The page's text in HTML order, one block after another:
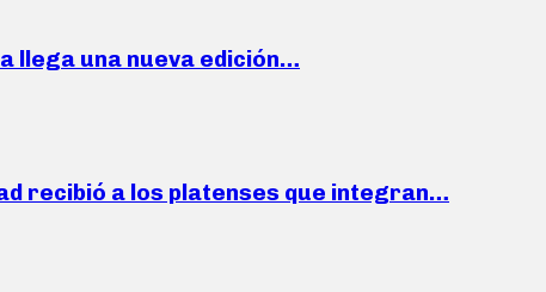
llega una nueva edición…
recibió a los platenses que integran…